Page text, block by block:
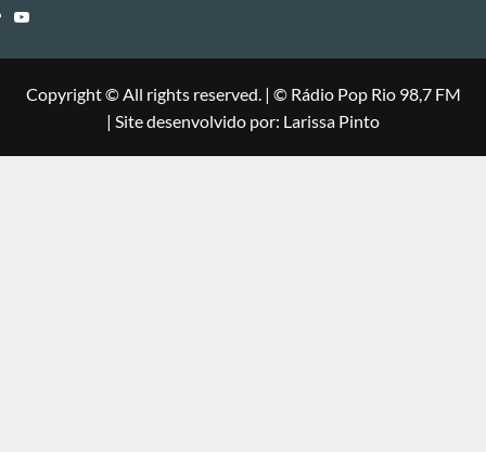
Youtube
Copyright © All rights reserved. | ©Rádio Pop Rio 98,7 FM
| Site desenvolvido por: Larissa Pinto